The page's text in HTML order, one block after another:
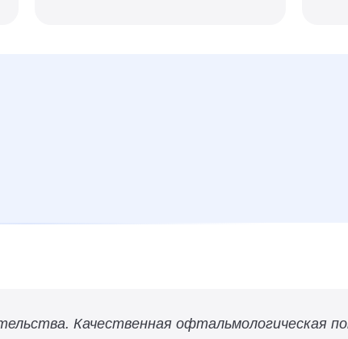
Качественная офтальмологическая